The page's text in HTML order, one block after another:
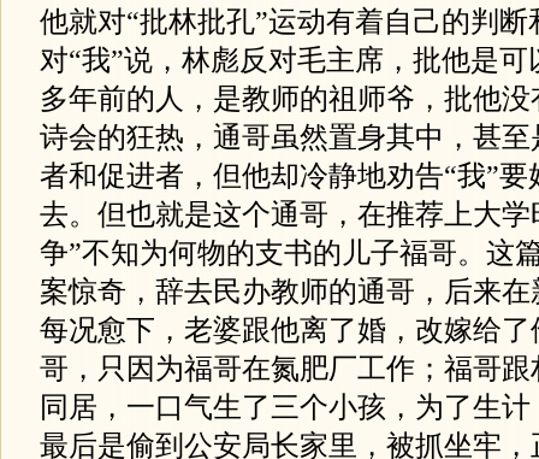
他就对“批林批孔”运动有着自己的判
对“我”说，林彪反对毛主席，批他是
多年前的人，是教师的祖师爷，批他
诗会的狂热，通哥虽然置身其中，甚
者和促进者，但他却冷静地劝告“我”
去。但也就是这个通哥，在推荐上大
争”不知为何物的支书的儿子福哥。这
案惊奇，辞去民办教师的通哥，后来
每况愈下，老婆跟他离了婚，改嫁给
哥，只因为福哥在氮肥厂工作；福哥
同居，一口气生了三个小孩，为了生
最后是偷到公安局长家里，被抓坐牢